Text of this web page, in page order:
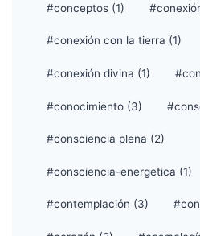
#conceptos (1)
#conexión con la tierra (1)
#conexión divina (1)
#conocimiento (3)
#consciencia plena (2)
#consciencia-energetica (1)
#contemplación (3)